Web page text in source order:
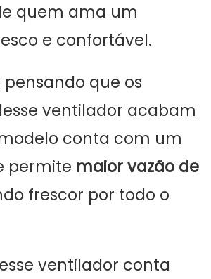
quem ama um
e confortável.
pensando que os
ventilador acabam
conta com um
permite maior vazão de
frescor por todo o
ventilador conta